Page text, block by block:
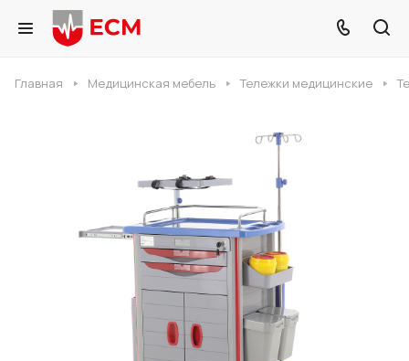
Главная Медицинская мебель Тележки медицинские